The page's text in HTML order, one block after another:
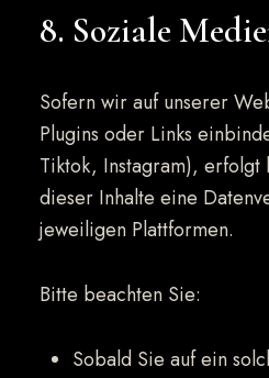
8. Soziale
Sofern wir auf unserer
Plugins oder Links
Tiktok, Instagram),
dieser Inhalte eine
jeweiligen Plattformen.
Bitte beachten Sie:
Sobald Sie auf ein